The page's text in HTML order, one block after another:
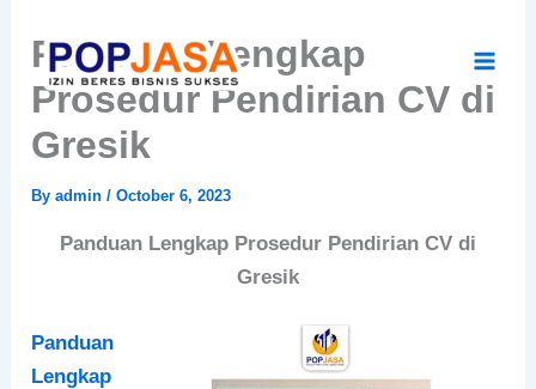
content
Panduan Lengkap
Prosedur Pendirian CV di
Gresik
Byadmin/October 6, 2023
Panduan Lengkap Prosedur Pendirian CV di
Gresik
Panduan
Lengkap